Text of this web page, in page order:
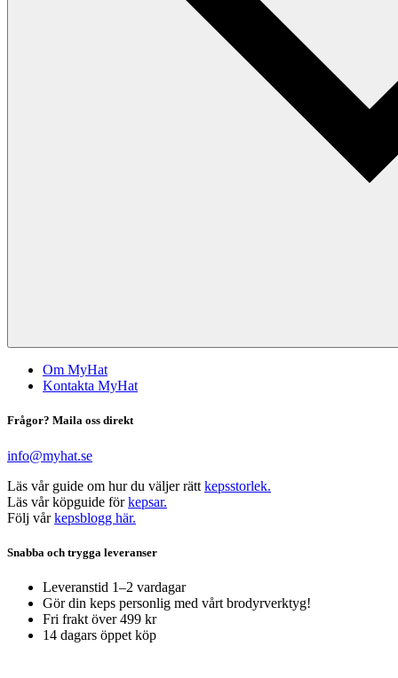
Om MyHat
Kontakta MyHat
Frågor? Maila oss direkt
info@myhat.se
Läs vår guide om hur du väljer rätt kepsstorlek.
Läs vår köpguide förkepsar.
Följ vårkepsblogg här.
Snabba och trygga leveranser
Leveranstid 1–2 vardagar
Gör din keps personlig med vårt brodyrverktyg!
Fri frakt över 499 kr
14 dagars öppet köp